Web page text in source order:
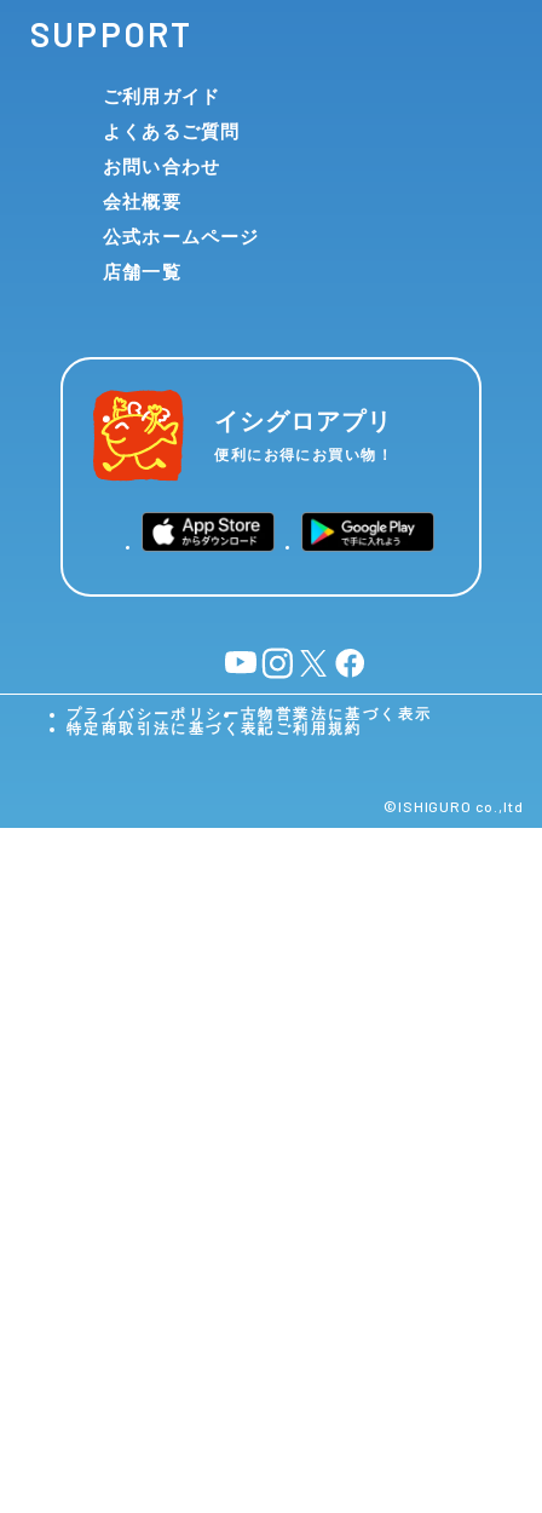
SUPPORT
ご利用ガイド
よくあるご質問
お問い合わせ
会社概要
公式ホームページ
店舗一覧
イシグロアプリ
便利にお得にお買い物！
YouTubeinstagram
X facebook
プライバシーポリシー古物営業法に基づく表示
特定商取引法に基づく表記 ご利用規約
©︎ISHIGURO co.,ltd